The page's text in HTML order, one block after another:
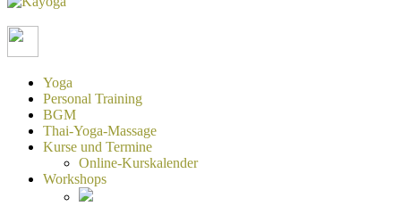
Kayoga
Yoga und Personaltraining Duisburg
Yoga
Personal Training
BGM
Thai-Yoga-Massage
Kurse und Termine
Online-Kurskalender
Workshops